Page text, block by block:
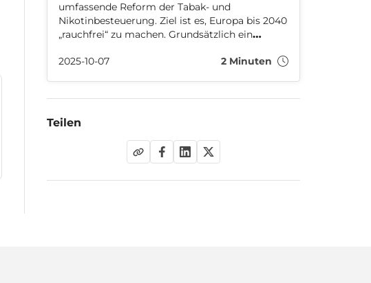
umfassende Reform der Tabak- und
Nikotinbesteuerung. Ziel ist es, Europa bis 2040
„rauchfrei“ zu machen. Grundsätzlich ein
weiterhin 16,6 Prozent der Bevölkerung – und
Reformvorschlag droht, genau das Gegenteil
zu bewirken.
2025-10-07 2 Minuten
Teilen